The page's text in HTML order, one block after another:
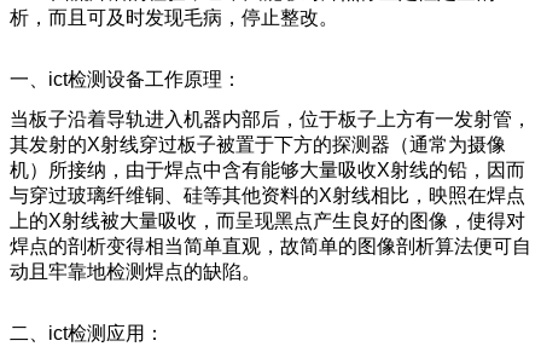
析，而且可及时发现毛病，停止整改。
一、ict检测设备工作原理：
当板子沿着导轨进入机器内部后，位于板子上方有一发射管，
其发射的X射线穿过板子被置于下方的探测器（通常为摄像
机）所接纳，由于焊点中含有能够大量吸收X射线的铅，因而
与穿过玻璃纤维铜、硅等其他资料的X射线相比，映照在焊点
上的X射线被大量吸收，而呈现黑点产生良好的图像，使得对
焊点的剖析变得相当简单直观，故简单的图像剖析算法便可自
动且牢靠地检测焊点的缺陷。
二、ict检测应用：